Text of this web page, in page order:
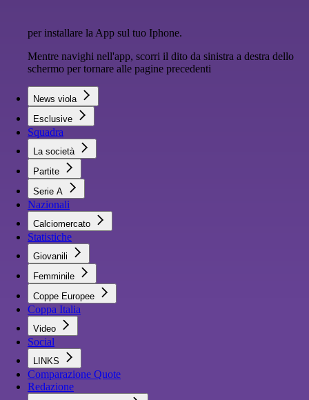
per installare la App sul tuo Iphone.
Mentre navighi nell'app, scorri il dito da sinistra a destra dello
schermo per tornare alle pagine precedenti
News viola
Esclusive
Squadra
La società
Partite
Serie A
Nazionali
Calciomercato
Statistiche
Giovanili
Femminile
Coppe Europee
Coppa Italia
Video
Social
LINKS
Comparazione Quote
Redazione